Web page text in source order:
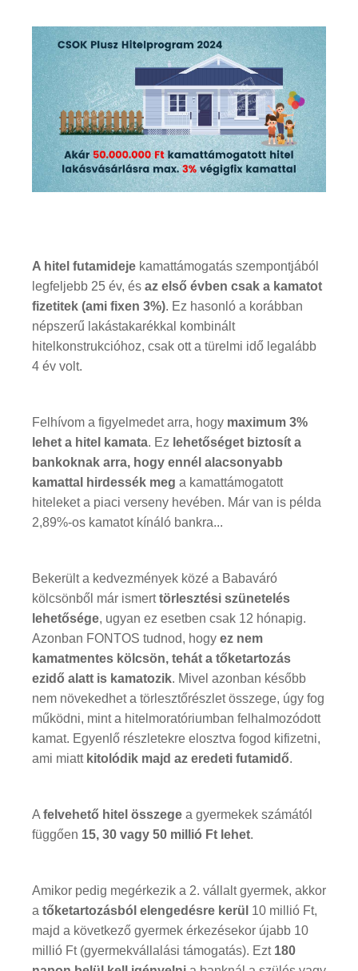
A hitel futamideje kamattámogatás szempontjából
legfeljebb 25 év, és az első évben csak a kamatot
fizetitek (ami fixen 3%). Ez hasonló a korábban
népszerű lakástakarékkal kombinált
hitelkonstrukcióhoz, csak ott a türelmi idő legalább
4 év volt.
Felhívom a figyelmedet arra, hogy maximum 3%
lehet a hitel kamata. Ez lehetőséget biztosít a
bankoknak arra, hogy ennél alacsonyabb
kamattal hirdessék meg a kamattámogatott
hiteleket a piaci verseny hevében. Már van is példa
2,89%-os kamatot kínáló bankra...
Bekerült a kedvezmények közé a Babaváró
kölcsönből már ismerttörlesztési szünetelés
lehetősége, ugyan ez esetben csak 12 hónapig.
Azonban FONTOS tudnod, hogy ez nem
kamatmentes kölcsön, tehát a tőketartozás
ezidő alatt is kamatozik. Mivel azonban később
nem növekedhet a törlesztőrészlet összege, úgy fog
működni, mint a hitelmoratóriumban felhalmozódott
kamat. Egyenlő részletekre elosztva fogod kifizetni,
ami miatt kitolódik majd az eredeti futamidő.
A felvehető hitel összege a gyermekek számától
függően 15, 30 vagy 50 millió Ft lehet.
Amikor pedig megérkezik a 2. vállalt gyermek, akkor
a tőketartozásból elengedésre kerül 10 millió Ft,
majd a következő gyermek érkezésekor újabb 10
millió Ft (gyermekvállalási támogatás). Ezt 180